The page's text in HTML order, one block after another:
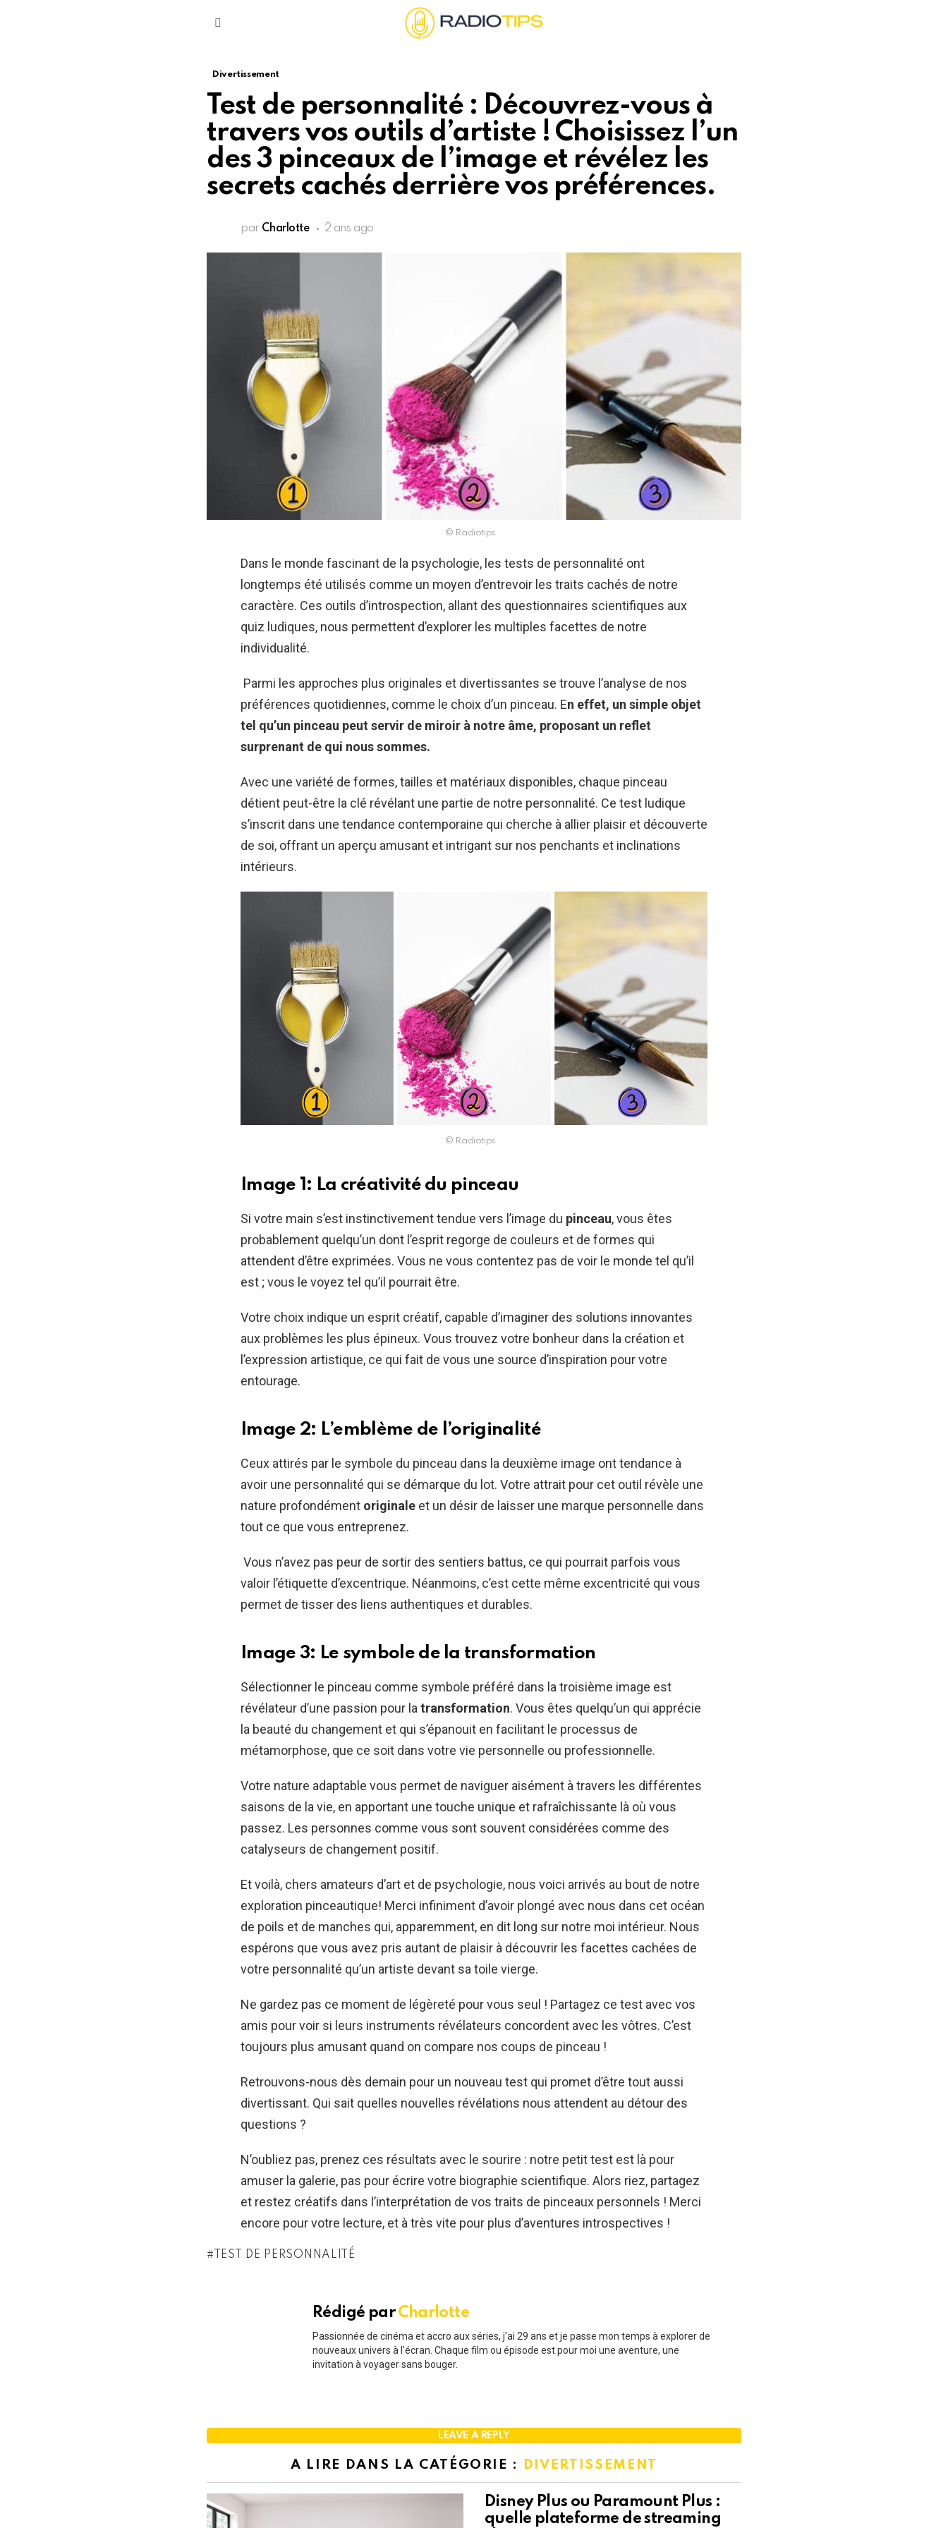
Divertissement
Test de personnalité : Découvrez-vous à
travers vos outils d’artiste ! Choisissez l’un
des 3 pinceaux de l’image et révélez les
secrets cachés derrière vos préférences.
par Charlotte 2 ans ago
© Radiotips
Dans le monde fascinant de la psychologie, les tests de personnalité ont
longtemps été utilisés comme un moyen d’entrevoir les traits cachés de notre
caractère. Ces outils d’introspection, allant des questionnaires scientifiques aux
quiz ludiques, nous permettent d’explorer les multiples facettes de notre
individualité.
Parmi les approches plus originales et divertissantes se trouve l’analyse de nos
préférences quotidiennes, comme le choix d’un pinceau. En effet, un simple objet
tel qu’un pinceau peut servir de miroir à notre âme, proposant un reflet
surprenant de qui nous sommes.
Avec une variété de formes, tailles et matériaux disponibles, chaque pinceau
détient peut-être la clé révélant une partie de notre personnalité. Ce test ludique
s’inscrit dans une tendance contemporaine qui cherche à allier plaisir et découverte
de soi, offrant un aperçu amusant et intrigant sur nos penchants et inclinations
intérieurs.
© Radiotips
Image 1: La créativité du pinceau
Si votre main s’est instinctivement tendue vers l’image du pinceau, vous êtes
probablement quelqu’un dont l’esprit regorge de couleurs et de formes qui
attendent d’être exprimées. Vous ne vous contentez pas de voir le monde tel qu’il
est ; vous le voyez tel qu’il pourrait être.
Votre choix indique un esprit créatif, capable d’imaginer des solutions innovantes
aux problèmes les plus épineux. Vous trouvez votre bonheur dans la création et
l’expression artistique, ce qui fait de vous une source d’inspiration pour votre
entourage.
Image 2: L’emblème de l’originalité
Ceux attirés par le symbole du pinceau dans la deuxième image ont tendance à
avoir une personnalité qui se démarque du lot. Votre attrait pour cet outil révèle une
nature profondément originale et un désir de laisser une marque personnelle dans
tout ce que vous entreprenez.
Vous n’avez pas peur de sortir des sentiers battus, ce qui pourrait parfois vous
valoir l’étiquette d’excentrique. Néanmoins, c’est cette même excentricité qui vous
permet de tisser des liens authentiques et durables.
Image 3: Le symbole de la transformation
Sélectionner le pinceau comme symbole préféré dans la troisième image est
révélateur d’une passion pour latransformation. Vous êtes quelqu’un qui apprécie
la beauté du changement et qui s’épanouit en facilitant le processus de
métamorphose, que ce soit dans votre vie personnelle ou professionnelle.
Votre nature adaptable vous permet de naviguer aisément à travers les différentes
saisons de la vie, en apportant une touche unique et rafraîchissante là où vous
passez. Les personnes comme vous sont souvent considérées comme des
catalyseurs de changement positif.
Et voilà, chers amateurs d’art et de psychologie, nous voici arrivés au bout de notre
exploration pinceautique! Merci infiniment d’avoir plongé avec nous dans cet océan
de poils et de manches qui, apparemment, en dit long sur notre moi intérieur. Nous
espérons que vous avez pris autant de plaisir à découvrir les facettes cachées de
votre personnalité qu’un artiste devant sa toile vierge.
Ne gardez pas ce moment de légèreté pour vous seul ! Partagez ce test avec vos
amis pour voir si leurs instruments révélateurs concordent avec les vôtres. C’est
toujours plus amusant quand on compare nos coups de pinceau !
Retrouvons-nous dès demain pour un nouveau test qui promet d’être tout aussi
divertissant. Qui sait quelles nouvelles révélations nous attendent au détour des
questions ?
N’oubliez pas, prenez ces résultats avec le sourire : notre petit test est là pour
amuser la galerie, pas pour écrire votre biographie scientifique. Alors riez, partagez
et restez créatifs dans l’interprétation de vos traits de pinceaux personnels ! Merci
encore pour votre lecture, et à très vite pour plus d’aventures introspectives !
TEST DE PERSONNALITÉ
Rédigé parCharlotte
Passionnée de cinéma et accro aux séries, j'ai 29 ans et je passe mon temps à explorer de
nouveaux univers à l'écran. Chaque film ou épisode est pour moi une aventure, une
invitation à voyager sans bouger.
LEAVE A REPLY
A LIRE DANS LA CATÉGORIE : DIVERTISSEMENT
Disney Plus ou Paramount Plus :
quelle plateforme de streaming